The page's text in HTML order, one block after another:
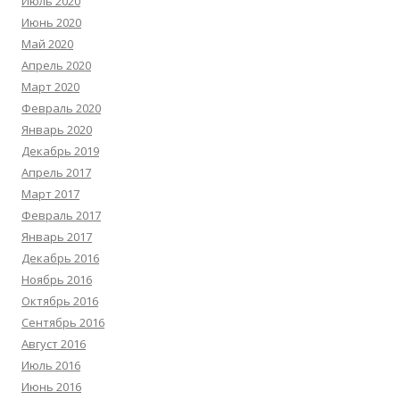
Июнь 2020
Май 2020
Апрель 2020
Март 2020
Февраль 2020
Январь 2020
Декабрь 2019
Апрель 2017
Март 2017
Февраль 2017
Январь 2017
Декабрь 2016
Ноябрь 2016
Октябрь 2016
Сентябрь 2016
Август 2016
Июль 2016
Июнь 2016